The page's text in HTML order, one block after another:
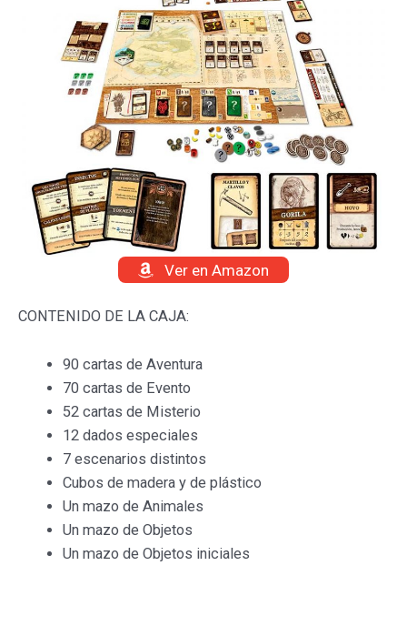
Ver en Amazon
CONTENIDO DE LA CAJA:
90 cartas de Aventura
70 cartas de Evento
52 cartas de Misterio
12 dados especiales
7 escenarios distintos
Cubos de madera y de plástico
Un mazo de Animales
Un mazo de Objetos
Un mazo de Objetos iniciales